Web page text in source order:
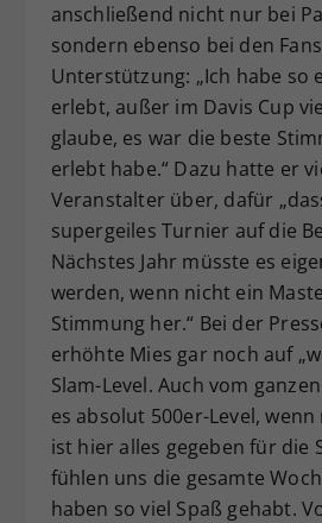
anschließend nicht nur bei
sondern ebenso bei den
Unterstützung: „Ich habe so
erlebt, außer im Davis Cup
glaube, es war die beste
erlebt habe.“ Dazu hatte er
Veranstalter über, dafür
supergeiles Turnier auf die
Nächstes Jahr müsste es
werden, wenn nicht ein
Stimmung her.“ Bei der
erhöhte Mies gar noch auf
Slam-Level. Auch vom
es absolut 500er-Level,
ist hier alles gegeben für die
fühlen uns die gesamte
haben so viel Spaß gehabt.